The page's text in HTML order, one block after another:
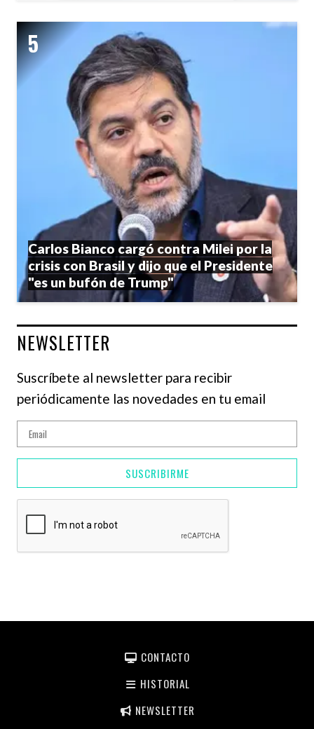
Carlos Bianco cargó contra Milei por la
crisis con Brasil y dijo que el Presidente
"es un bufón de Trump"
NEWSLETTER
Suscríbete al newsletter para recibir
periódicamente las novedades en tu email
SUSCRIBIRME
CONTACTO
HISTORIAL
NEWSLETTER